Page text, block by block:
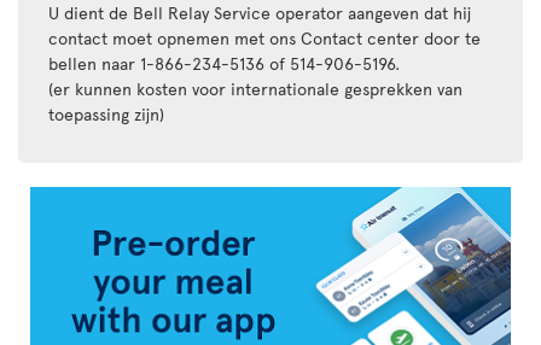
U dient de Bell Relay Service operator aangeven dat hij
contact moet opnemen met ons Contact center door te
bellen naar 1-866-234-5136 of 514-906-5196.
(er kunnen kosten voor internationale gesprekken van
toepassing zijn)
Transat